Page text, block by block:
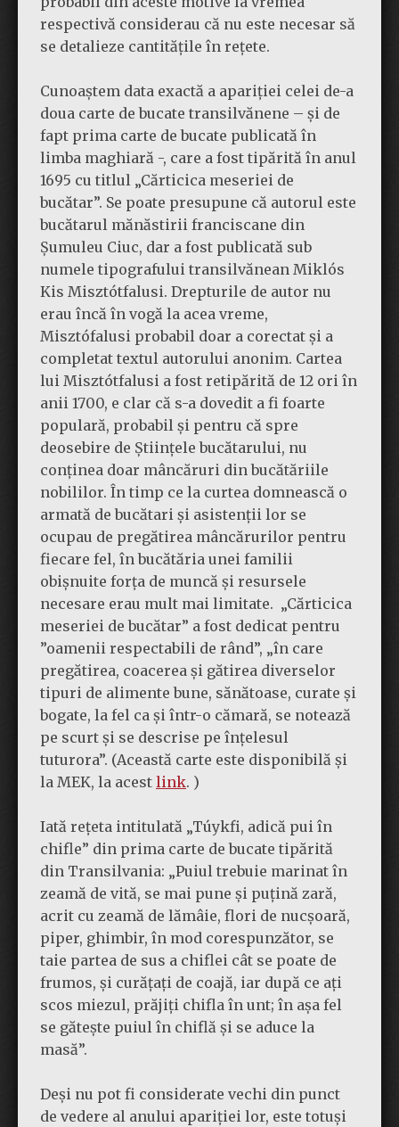
respectivă considerau că nu este necesar să
se detalieze cantitățile în rețete.
Cunoaștem data exactă a apariției celei de-a
doua carte de bucate transilvănene – și de
fapt prima carte de bucate publicată în
limba maghiară -, care a fost tipărită în anul
1695 cu titlul „Cărticica meseriei de
bucătar”. Se poate presupune că autorul este
bucătarul mănăstirii franciscane din
Șumuleu Ciuc, dar a fost publicată sub
numele tipografului transilvănean Miklós
Kis Misztótfalusi. Drepturile de autor nu
erau încă în vogă la acea vreme,
Misztófalusi probabil doar a corectat și a
completat textul autorului anonim. Cartea
lui Misztótfalusi a fost retipărită de 12 ori în
anii 1700, e clar că s-a dovedit a fi foarte
populară, probabil și pentru că spre
deosebire de Științele bucătarului, nu
conținea doar mâncăruri din bucătăriile
nobililor. În timp ce la curtea domnească o
armată de bucătari și asistenții lor se
ocupau de pregătirea mâncărurilor pentru
fiecare fel, în bucătăria unei familii
obișnuite forța de muncă și resursele
necesare erau mult mai limitate. „Cărticica
meseriei de bucătar” a fost dedicat pentru
”oamenii respectabili de rând”, „în care
pregătirea, coacerea și gătirea diverselor
tipuri de alimente bune, sănătoase, curate și
bogate, la fel ca și într-o cămară, se notează
pe scurt și se descrise pe înțelesul
tuturora”. (Această carte este disponibilă și
la MEK, la acest link. )
Iată rețeta intitulată „Túykfi, adică pui în
chifle” din prima carte de bucate tipărită
din Transilvania: „Puiul trebuie marinat în
zeamă de vită, se mai pune și puțină zară,
acrit cu zeamă de lămâie, flori de nucșoară,
piper, ghimbir, în mod corespunzător, se
taie partea de sus a chiflei cât se poate de
frumos, și curățați de coajă, iar după ce ați
scos miezul, prăjiți chifla în unt; în așa fel
se gătește puiul în chiflă și se aduce la
masă”.
Deși nu pot fi considerate vechi din punct
de vedere al anului apariției lor, este totuși